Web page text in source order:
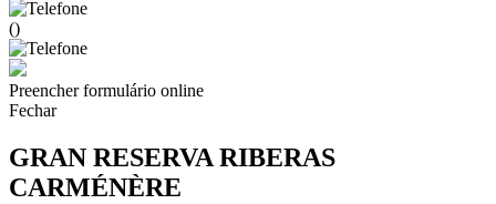
()
Preencher formulário online
Fechar
GRAN RESERVA RIBERAS
CARMÉNÈRE